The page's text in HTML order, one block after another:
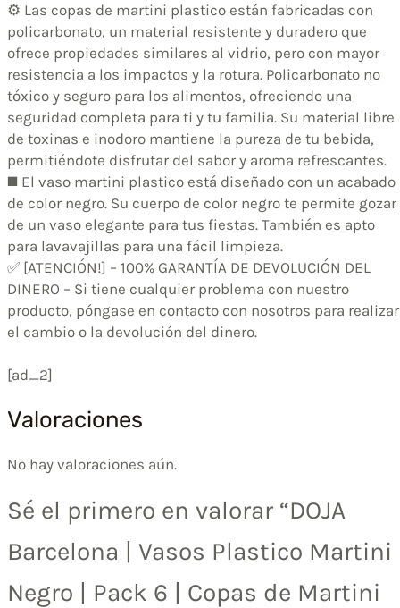
⚙️ Las copas de martini plastico están fabricadas con
policarbonato, un material resistente y duradero que
ofrece propiedades similares al vidrio, pero con mayor
resistencia a los impactos y la rotura. Policarbonato no
tóxico y seguro para los alimentos, ofreciendo una
seguridad completa para ti y tu familia. Su material libre
de toxinas e inodoro mantiene la pureza de tu bebida,
permitiéndote disfrutar del sabor y aroma refrescantes.
◼️ El vaso martini plastico está diseñado con un acabado
de color negro. Su cuerpo de color negro te permite gozar
de un vaso elegante para tus fiestas. También es apto
para lavavajillas para una fácil limpieza.
✅ [ATENCIÓN!] – 100% GARANTÍA DE DEVOLUCIÓN DEL
DINERO – Si tiene cualquier problema con nuestro
producto, póngase en contacto con nosotros para realizar
el cambio o la devolución del dinero.
[ad_2]
Valoraciones
No hay valoraciones aún.
Sé el primero en valorar “DOJA
Barcelona | Vasos Plastico Martini
Negro | Pack 6 | Copas de Martini